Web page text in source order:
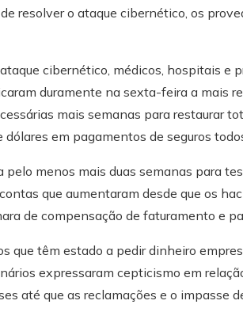
cibernético, médicos, hospitais e
duramente na sexta-feira a mais
mais semanas para restaurar
em pagamentos de seguros
menos mais duas semanas para
que aumentaram desde que os
de compensação de faturamento e
que têm estado a pedir dinheiro
expressaram cepticismo em
até que as reclamações e o impasse